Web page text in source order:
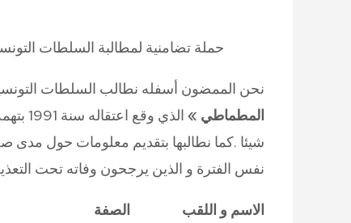
حملة تضامنية لمطالبة السلطات
نحن الممضون أسفله نطالب السلطات
المطماطي »
الذي
شيئا .كما نطالبها بتقديم معلومات حول مدى
نفس الفترة و الذين يرجحون وفاته تحت
الاسم و اللقب الصفة